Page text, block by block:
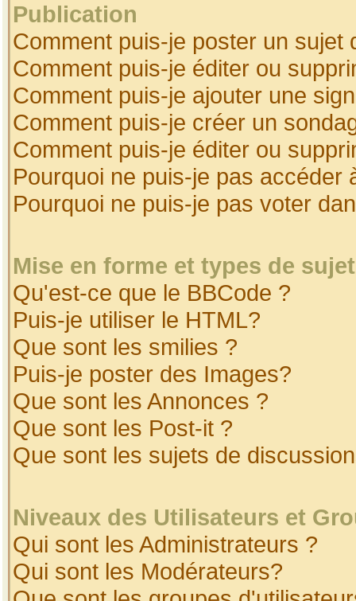
Publication
Comment puis-je poster un sujet
Comment puis-je éditer ou
Comment puis-je ajouter une
Comment puis-je créer un
Comment puis-je éditer ou
Pourquoi ne puis-je pas accéder
Pourquoi ne puis-je pas voter
Mise en forme et types de
Qu'est-ce que le BBCode ?
Puis-je utiliser le HTML?
Que sont les smilies ?
Puis-je poster des Images?
Que sont les Annonces ?
Que sont les Post-it ?
Que sont les sujets de
Niveaux des Utilisateurs et
Qui sont les Administrateurs ?
Qui sont les Modérateurs?